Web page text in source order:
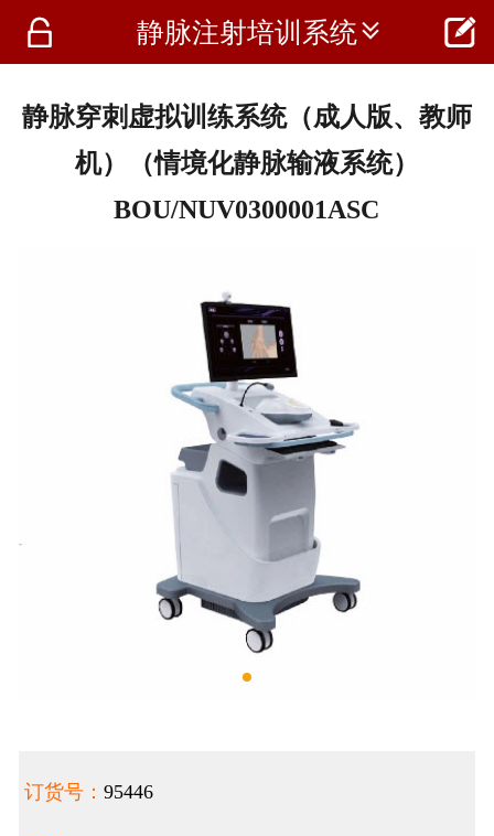
 首页
仪器
医疗资讯
 静脉注射培训系统 
静脉穿刺虚拟训练系统（成人版、教师
机）（情境化静脉输液系统）
BOU/NUV0300001ASC
订货号： 95446